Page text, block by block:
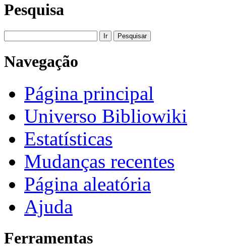
Pesquisa
Navegação
Página principal
Universo Bibliowiki
Estatísticas
Mudanças recentes
Página aleatória
Ajuda
Ferramentas